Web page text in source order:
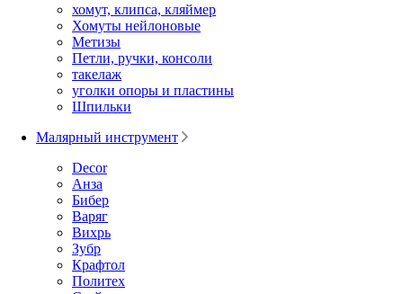
хомут, клипса, кляймер
Хомуты нейлоновые
Метизы
Петли, ручки, консоли
такелаж
уголки опоры и пластины
Шпильки
Малярный инструмент
Decor
Анза
Бибер
Варяг
Вихрь
Зубр
Крафтол
Политех